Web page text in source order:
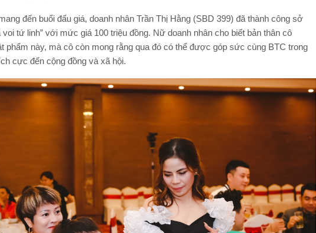
đến buổi đấu giá, doanh nhân Trần Thị Hằng (SBD 399) đã thành công sở
tứ linh” với mức giá 100 triệu đồng. Nữ doanh nhân cho biết bản thân cô
phẩm này, mà cô còn mong rằng qua đó có thể được góp sức cùng BTC trong
cực đến cộng đồng và xã hội.